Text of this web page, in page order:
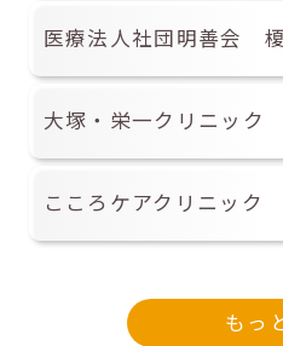
医療法人社団明善会
大塚・栄一クリニック
こころケアクリニック
もっ